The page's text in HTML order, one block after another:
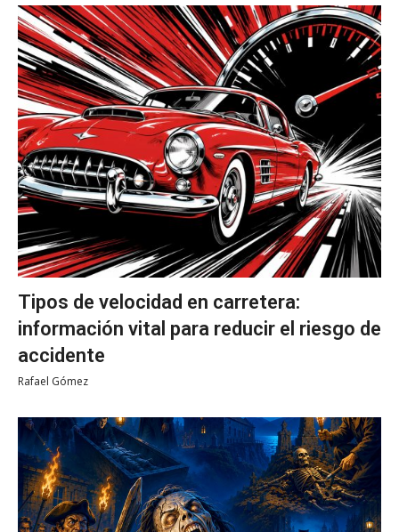
Tipos de velocidad en carretera:
información vital para reducir el riesgo de
accidente
Rafael Gómez